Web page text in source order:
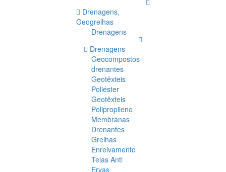
Drenagens,
Geogrelhas
Drenagens
Drenagens
Geocompostos
drenantes
Geotêxteis
Poliéster
Geotêxteis
Polipropileno
Membranas
Drenantes
Grelhas
Enrelvamento
Telas Anti
Ervas